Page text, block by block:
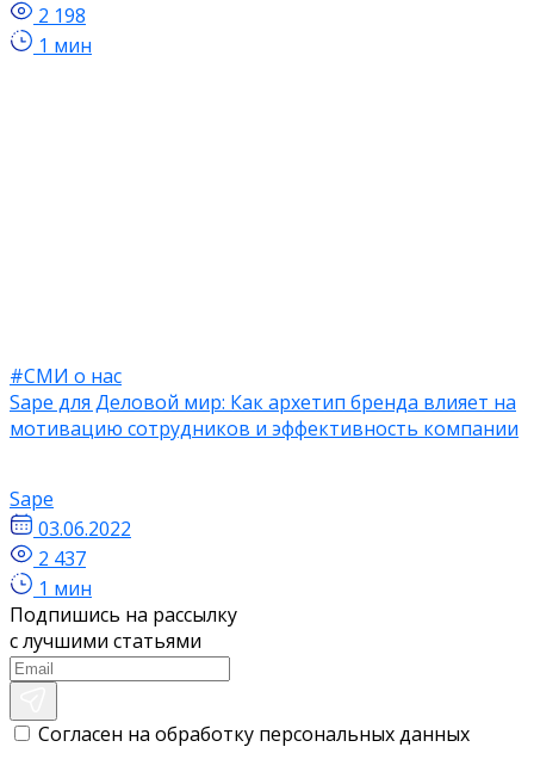
2 198
1 мин
#СМИ о нас
Sape для Деловой мир: Как архетип бренда влияет на
мотивацию сотрудников и эффективность компании
Sape
03.06.2022
2 437
1 мин
Подпишись на рассылку
с лучшими статьями
Согласен на обработку персональных данных